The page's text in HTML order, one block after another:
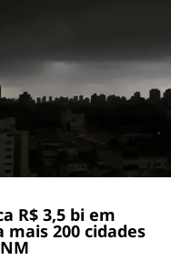
R$ 3,5 bi em
200 cidades